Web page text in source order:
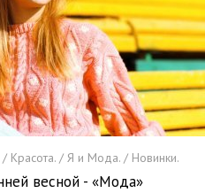
Красота. / Я и Мода. / Новинки.
весной - «Мода»